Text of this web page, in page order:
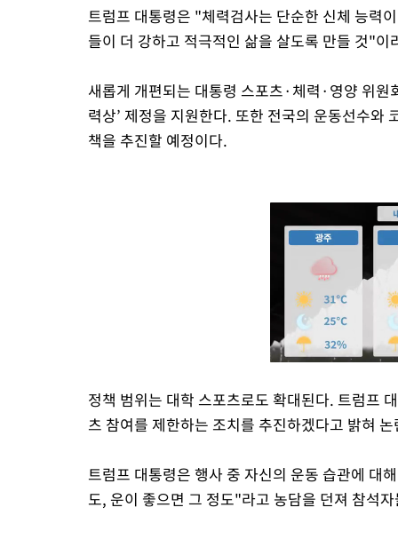
트럼프 대통령은 "체력검사는 단순한 신체 능력
들이 더 강하고 적극적인 삶을 살도록 만들 것"이
새롭게 개편되는 대통령 스포츠·체력·영양 위
력상’ 제정을 지원한다. 또한 전국의 운동선수와
책을 추진할 예정이다.
정책 범위는 대학 스포츠로도 확대된다. 트럼프
츠 참여를 제한하는 조치를 추진하겠다고 밝혀
트럼프 대통령은 행사 중 자신의 운동 습관에 대
도, 운이 좋으면 그 정도"라고 농담을 던져 참석